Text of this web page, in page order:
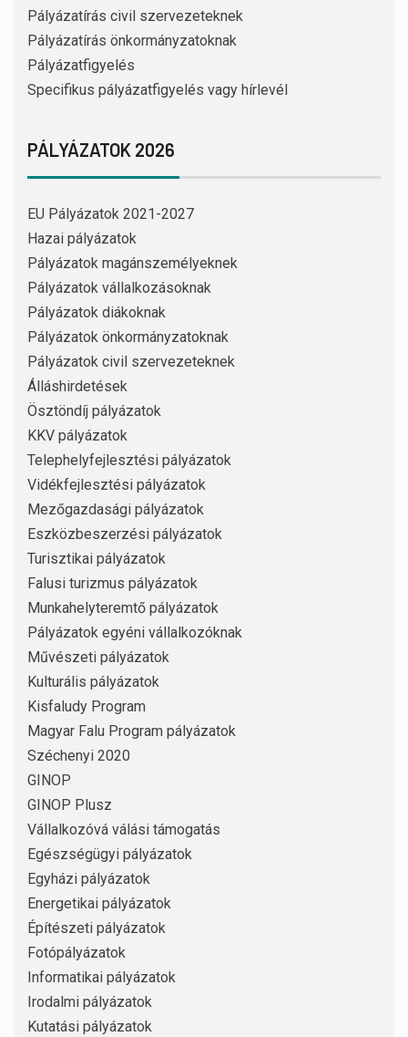
Pályázatírás civil szervezeteknek
Pályázatírás önkormányzatoknak
Pályázatfigyelés
Specifikus pályázatfigyelés vagy hírlevél
PÁLYÁZATOK 2026
EU Pályázatok 2021-2027
Hazai pályázatok
Pályázatok magánszemélyeknek
Pályázatok vállalkozásoknak
Pályázatok diákoknak
Pályázatok önkormányzatoknak
Pályázatok civil szervezeteknek
Álláshirdetések
Ösztöndíj pályázatok
KKV pályázatok
Telephelyfejlesztési pályázatok
Vidékfejlesztési pályázatok
Mezőgazdasági pályázatok
Eszközbeszerzési pályázatok
Turisztikai pályázatok
Falusi turizmus pályázatok
Munkahelyteremtő pályázatok
Pályázatok egyéni vállalkozóknak
Művészeti pályázatok
Kulturális pályázatok
Kisfaludy Program
Magyar Falu Program pályázatok
Széchenyi 2020
GINOP
GINOP Plusz
Vállalkozóvá válási támogatás
Egészségügyi pályázatok
Egyházi pályázatok
Energetikai pályázatok
Építészeti pályázatok
Fotópályázatok
Informatikai pályázatok
Irodalmi pályázatok
Kutatási pályázatok